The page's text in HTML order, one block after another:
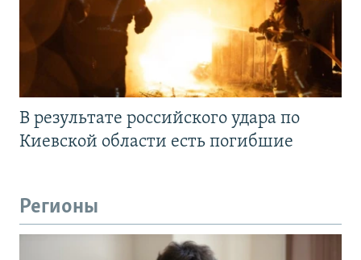
В результате российского удара по
Киевской области есть погибшие
Регионы